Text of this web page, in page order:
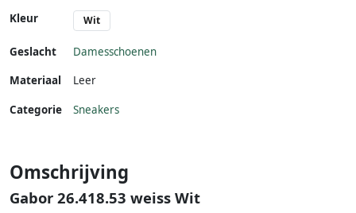
Kleur Wit
Geslacht
Damesschoenen
Materiaal
Leer
Categorie Sneakers
Omschrijving
Gabor 26.418.53 weiss Wit